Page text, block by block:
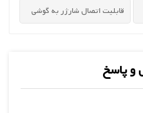
قابلیت اتصال شارژر به گوشی
پاسخ